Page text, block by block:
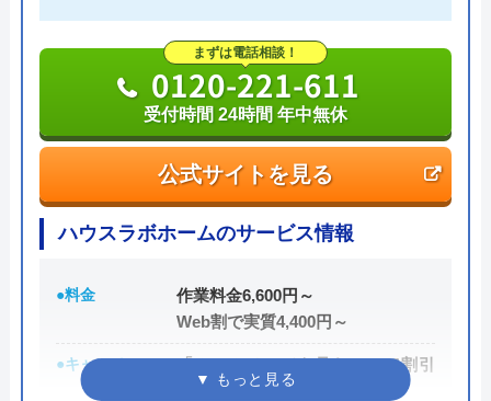
実績も豊富で、スタッフの研修にも力を入れている
ため技術力はもちろん接客もよく、トイレや排水
管、給湯器や蛇口の修理交換まで水回りのことなら
何でも相談できます。
電話で「ホームページを見た」と伝えるだけで3,000
円割引なので、相談する際は電話で相談し、忘れず
に伝えるようにしましょう。
ちなみに、依頼せずとも見積もりにはお金はかから
ないので、相見積もりの際は必ず相談しておきたい
業者の一つです。
公式サイトを見る
まずは電話相談！
0120-221-611
受付時間 24時間 年中無休
ハウスラボホームのサービス情報
●料金
作業料金6,600円～
Web割で実質4,400円～
●キャンペーン
「ホームページを見た！」で割引
2,000円